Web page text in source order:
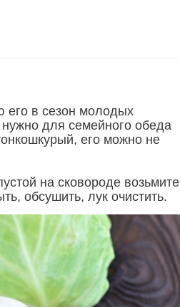
его в сезон молодых
для семейного обеда
его можно не
на сковороде возьмите
обсушить, лук очистить.